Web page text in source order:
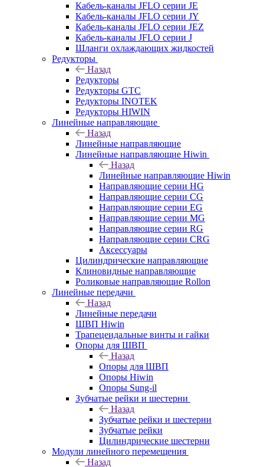
Кабель-каналы JFLO серии JE
Кабель-каналы JFLO серии JY
Кабель-каналы JFLO серии JEZ
Кабель-каналы JFLO серии J
Шланги охлаждающих жидкостей
Редукторы
Назад
Редукторы
Редукторы GTC
Редукторы INOTEK
Редукторы HIWIN
Линейные направляющие
Назад
Линейные направляющие
Линейные направляющие Hiwin
Назад
Линейные направляющие Hiwin
Направляющие серии HG
Направляющие серии CG
Направляющие серии EG
Направляющие серии MG
Направляющие серии RG
Направляющие серии CRG
Аксессуары
Цилиндрические направляющие
Клиновидные направляющие
Роликовые направляющие Rollon
Линейные передачи
Назад
Линейные передачи
ШВП Hiwin
Трапецеидальные винты и гайки
Опоры для ШВП
Назад
Опоры для ШВП
Опоры Hiwin
Опоры Sung-il
Зубчатые рейки и шестерни
Назад
Зубчатые рейки и шестерни
Зубчатые рейки
Цилиндрические шестерни
Модули линейного перемещения
Назад